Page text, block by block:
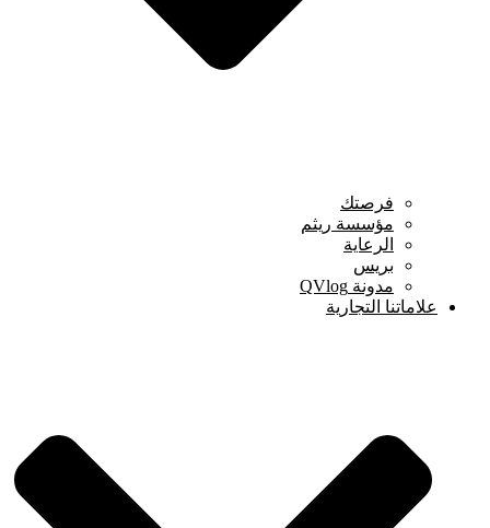
فرصتك
مؤسسة ريثم
الرعاية
بريس
مدونة QVlog
علاماتنا التجارية